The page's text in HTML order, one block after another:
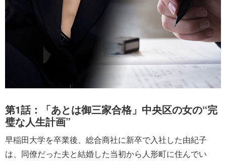
第1話：「あとは御三家合格」中央区の女の“完
璧な人生計画”
早稲田大学を卒業後、総合商社に新卒で入社した由紀子
は、同僚だった夫と結婚した当初から人形町に住んでい